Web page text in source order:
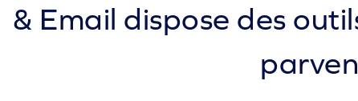
& Email dispose des